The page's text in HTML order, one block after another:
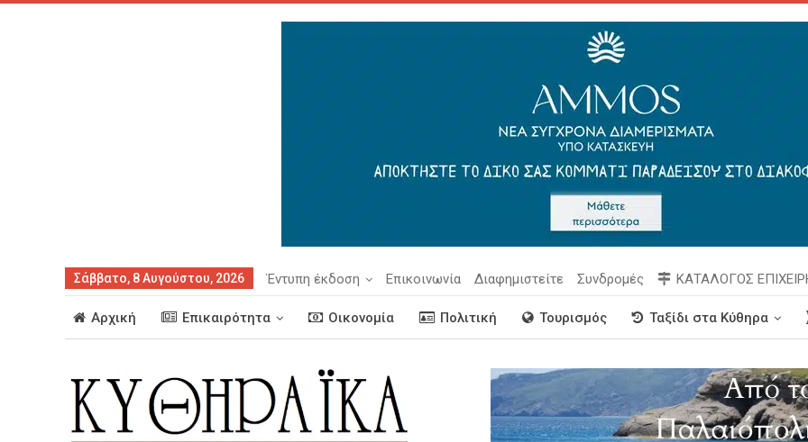
Σάββατο, 8 Αυγούστου, 2026 Έντυπη έκδοση Επικοινωνία Διαφημιστείτε Συνδρομές ΚΑΤΑΛΟΓΟΣ
Αρχική Επικαιρότητα Οικονομία Πολιτική Τουρισμός Ταξίδι στα Κύθηρα